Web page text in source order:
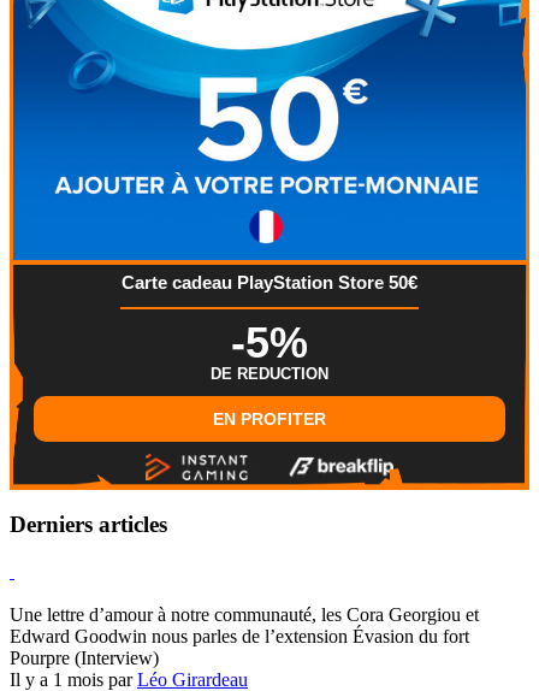
Carte cadeau PlayStation Store 50€
-5%
DE REDUCTION
EN PROFITER
Derniers articles
Une lettre d’amour à notre communauté, les Cora Georgiou et
Edward Goodwin nous parles de l’extension Évasion du fort
Pourpre (Interview)
Il y a 1 mois parLéo Girardeau